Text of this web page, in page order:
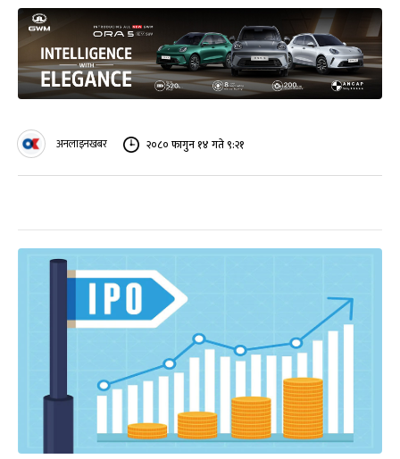
अनलाइनखबर २०८० फागुन १४ गते ९:२१